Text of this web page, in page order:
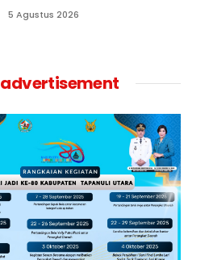
5 Agustus 2026
advertisement